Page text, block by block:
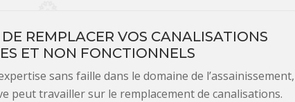
REMPLACER VOS CANALISATIONS
ET NON FONCTIONNELS
sans faille dans le domaine de l’assainissement,
peut travailler sur le remplacement de canalisations.